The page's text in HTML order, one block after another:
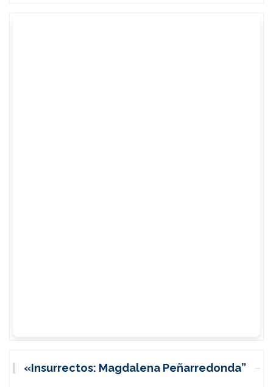
«Insurrectos: Magdalena Peñarredonda”